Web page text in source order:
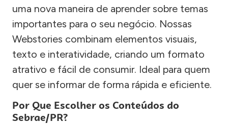
uma nova maneira de aprender sobre temas
importantes para o seu negócio. Nossas
Webstories combinam elementos visuais,
texto e interatividade, criando um formato
atrativo e fácil de consumir. Ideal para quem
quer se informar de forma rápida e eficiente.
Por Que Escolher os Conteúdos do
Sebrae/PR?